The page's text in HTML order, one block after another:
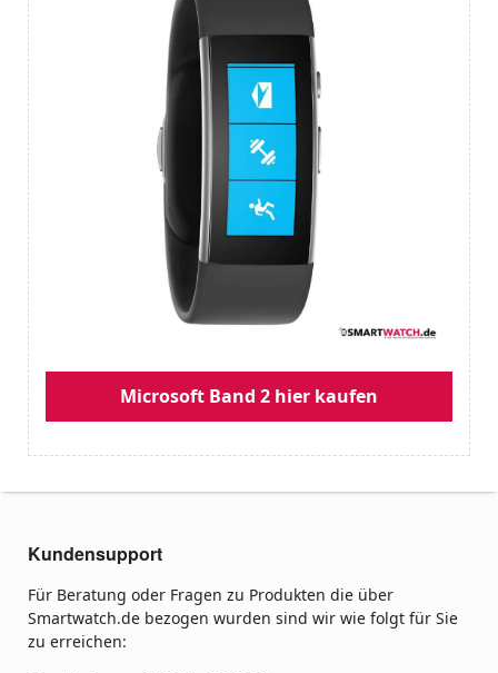
Microsoft Band 2 hier kaufen
Kundensupport
Für Beratung oder Fragen zu Produkten die über
Smartwatch.de bezogen wurden sind wir wie folgt für Sie
zu erreichen: